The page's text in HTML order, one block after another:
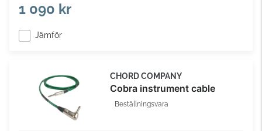
1 090 kr
Jämför
CHORD COMPANY
Cobra instrument cable
Beställningsvara